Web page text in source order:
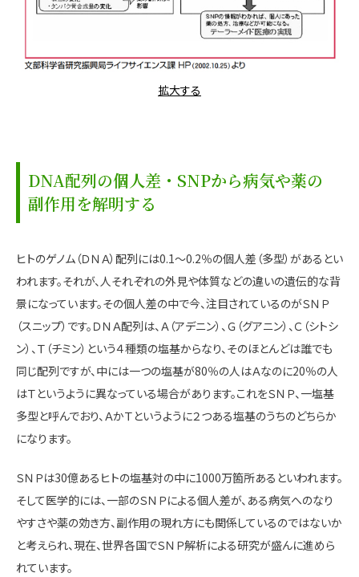
拡大する
DNA配列の個人差・SNPから病気や薬の
副作用を解明する
ヒトのゲノム（ＤＮＡ）配列には0.1～0.2％の個人差（多型）があるとい
われます。それが、人それぞれの外見や体質などの違いの遺伝的な背
景になっています。その個人差の中で今、注目されているのがＳＮＰ
（スニップ）です。ＤＮＡ配列は、Ａ（アデニン）、Ｇ（グアニン）、Ｃ（シトシ
ン）、Ｔ（チミン）という４種類の塩基からなり、そのほとんどは誰でも
同じ配列ですが、中には一つの塩基が80％の人はＡなのに20％の人
はＴというように異なっている場合があります。これをＳＮＰ、一塩基
多型と呼んでおり、ＡかＴというように２つある塩基のうちのどちらか
になります。
ＳＮＰは30億あるヒトの塩基対の中に1000万箇所あるといわれます。
そして医学的には、一部のＳＮＰによる個人差が、ある病気へのなり
やすさや薬の効き方、副作用の現れ方にも関係しているのではないか
と考えられ、現在、世界各国でＳＮＰ解析による研究が盛んに進めら
れています。